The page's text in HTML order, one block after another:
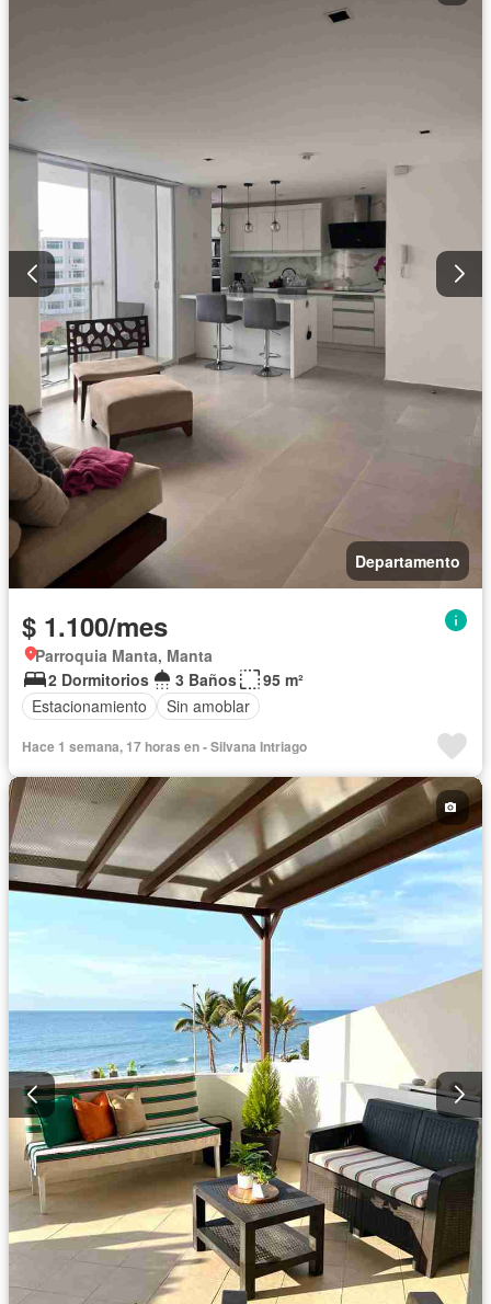
Departamento
$ 1.100/mes
Parroquia Manta, Manta
2 Dormitorios
3 Baños
95 m²
Estacionamiento
Sin amoblar
Hace 1 semana, 17 horas en - Silvana Intriago